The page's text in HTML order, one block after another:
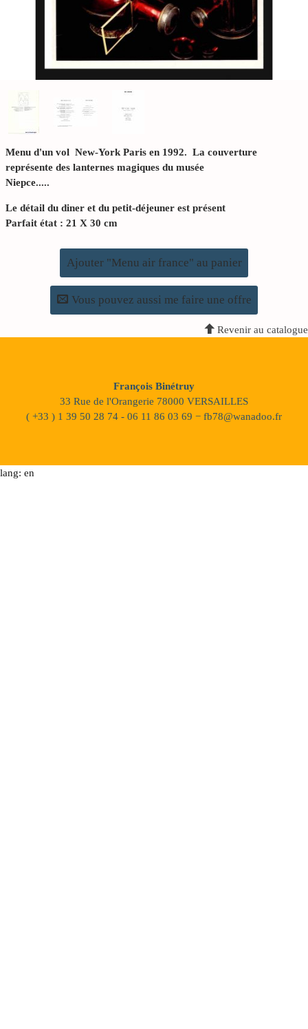
Menu d'un vol New-York Paris en 1992. La couverture
représente des lanternes magiques du musée
Niepce.....
Le détail du diner et du petit-déjeuner est présent
Parfait état : 21 X 30 cm
Ajouter "Menu air france" au panier
Vous pouvez aussi me faire une offre
Revenir au catalogue
François Binétruy
33 Rue de l'Orangerie 78000 VERSAILLES
( +33 ) 1 39 50 28 74 - 06 11 86 03 69 − fb78@wanadoo.fr
lang: en